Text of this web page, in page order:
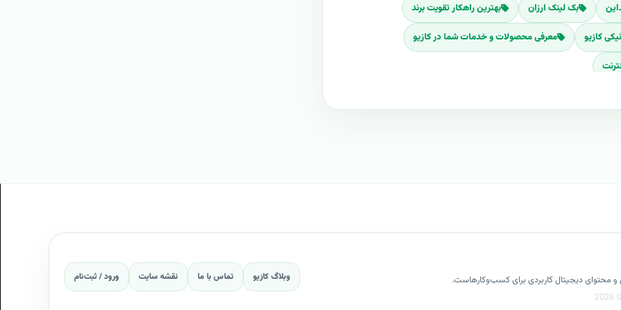
بک لینک ارزان بهترین راهکار تقویت برند
کازیو معرفی محصولات و خدمات شما در کازیو
و محتوای دیجیتال کاربردی برای کسب‌وکارهاست. وبلاگ کازیو تماس با ما نقشه سایت ورود / ثبت‌نام